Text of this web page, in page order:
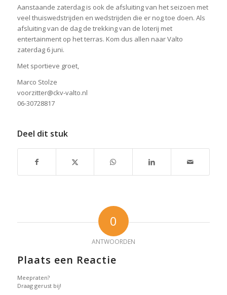
Aanstaande zaterdag is ook de afsluiting van het seizoen met
veel thuiswedstrijden en wedstrijden die er nog toe doen. Als
afsluiting van de dag de trekking van de loterij met
entertainment op het terras. Kom dus allen naar Valto
zaterdag 6 juni.
Met sportieve groet,
Marco Stolze
voorzitter@ckv-valto.nl
06-30728817
Deel dit stuk
0
ANTWOORDEN
Plaats een Reactie
Meepraten?
Draag gerust bij!